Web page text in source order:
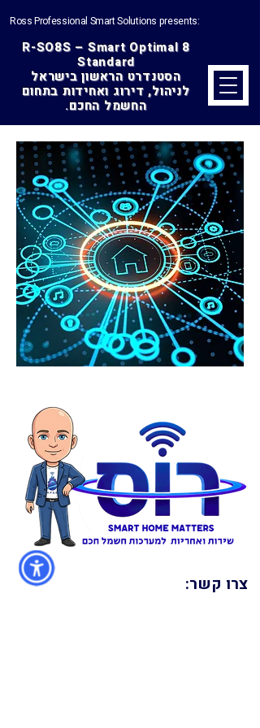
Ross Professional Smart Solutions presents:
R-SO8S – Smart Optimal 8
Standard
הסטנדרט הראשון בישראל
לניהול, דירוג ואחידות בתחום
החשמל החכם.
צרו קשר: